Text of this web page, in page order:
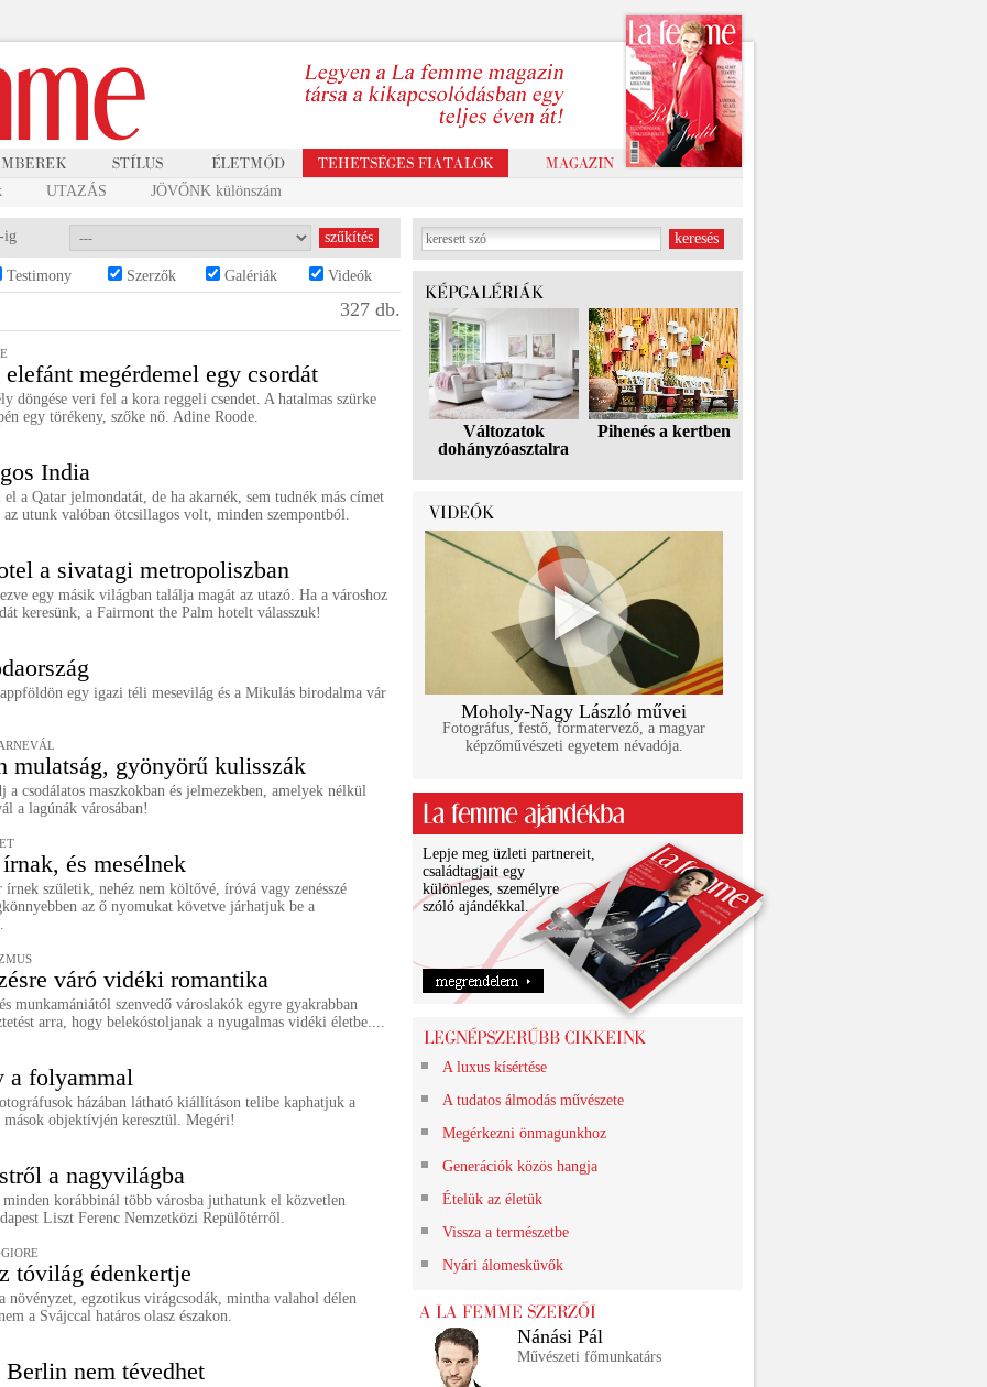
UTAZÁS JÖVŐNK különszám
-ig
Testimony Szerzők Galériák Videók
327 db.
megérdemel egy csordát
döngése veri fel a kora reggeli csendet. A hatalmas szürke
egy törékeny, szőke nő. Adine Roode.
India
a Qatar jelmondatát, de ha akarnék, sem tudnék más címet
utunk valóban ötcsillagos volt, minden szempontból.
a sivatagi metropoliszban
egy másik világban találja magát az utazó. Ha a városhoz
keresünk, a Fairmont the Palm hotelt válasszuk!
egy igazi téli mesevilág és a Mikulás birodalma vár
mulatság, gyönyörű kulisszák
a csodálatos maszkokban és jelmezekben, amelyek nélkül
a lagúnák városában!
és mesélnek
írnek születik, nehéz nem költővé, íróvá vagy zenésszé
az ő nyomukat követve járhatjuk be a
váró vidéki romantika
munkamániától szenvedő városlakók egyre gyakrabban
arra, hogy belekóstoljanak a nyugalmas vidéki életbe....
a folyammal
házában látható kiállításon telibe kaphatjuk a
objektívjén keresztül. Megéri!
a nagyvilágba
korábbinál több városba juthatunk el közvetlen
Liszt Ferenc Nemzetközi Repülőtérről.
tóvilág édenkertje
növényzet, egzotikus virágcsodák, mintha valahol délen
a Svájccal határos olasz északon.
Berlin nem tévedhet
Változatok
dohányzóasztalra
Pihenés a kertben
Moholy-Nagy László művei
Fotográfus, festő, formatervező, a magyar
képzőművészeti egyetem névadója.
Lepje meg üzleti partnereit,
családtagjait egy
különleges, személyre
szóló ajándékkal.
A luxus kísértése
A tudatos álmodás művészete
Megérkezni önmagunkhoz
Generációk közös hangja
Ételük az életük
Vissza a természetbe
Nyári álomesküvők
Nánási Pál
Művészeti főmunkatárs